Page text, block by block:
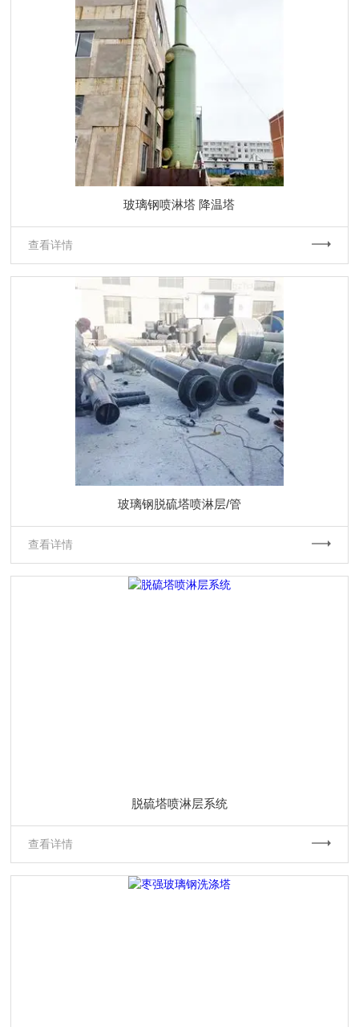
玻璃钢喷淋塔 降温塔
查看详情
玻璃钢脱硫塔喷淋层/管
查看详情
脱硫塔喷淋层系统
查看详情